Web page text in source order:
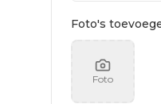
Foto's
Foto